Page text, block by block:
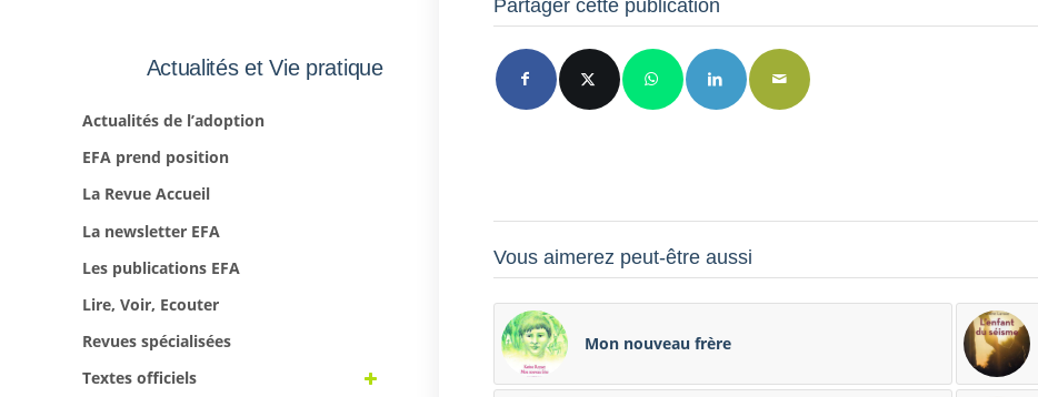
Partager cette publication
Vous aimerez peut-être aussi
Mon nouveau frère
Actualités et Vie pratique
Actualités de l’adoption
EFA prend position
La Revue Accueil
La newsletter EFA
Les publications EFA
Lire, Voir, Ecouter
Revues spécialisées
Textes officiels